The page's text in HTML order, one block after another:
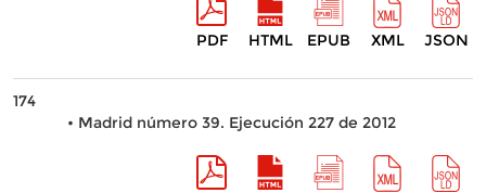
PDF HTML EPUB XML JSON
174
• Madrid número 39. Ejecución 227 de 2012